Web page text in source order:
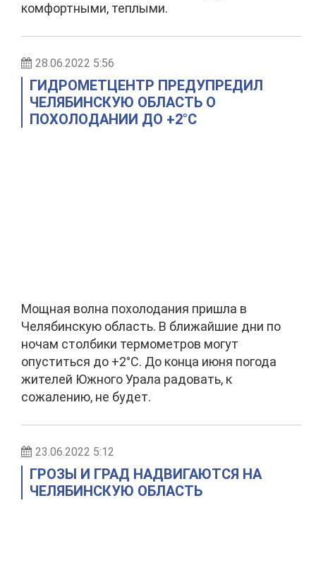
комфортными, теплыми.
28.06.2022 5:56
ГИДРОМЕТЦЕНТР ПРЕДУПРЕДИЛ
ЧЕЛЯБИНСКУЮ ОБЛАСТЬ О
ПОХОЛОДАНИИ ДО +2°С
Мощная волна похолодания пришла в
Челябинскую область. В ближайшие дни по
ночам столбики термометров могут
опуститься до +2°С. До конца июня погода
жителей Южного Урала радовать, к
сожалению, не будет.
23.06.2022 5:12
ГРОЗЫ И ГРАД НАДВИГАЮТСЯ НА
ЧЕЛЯБИНСКУЮ ОБЛАСТЬ